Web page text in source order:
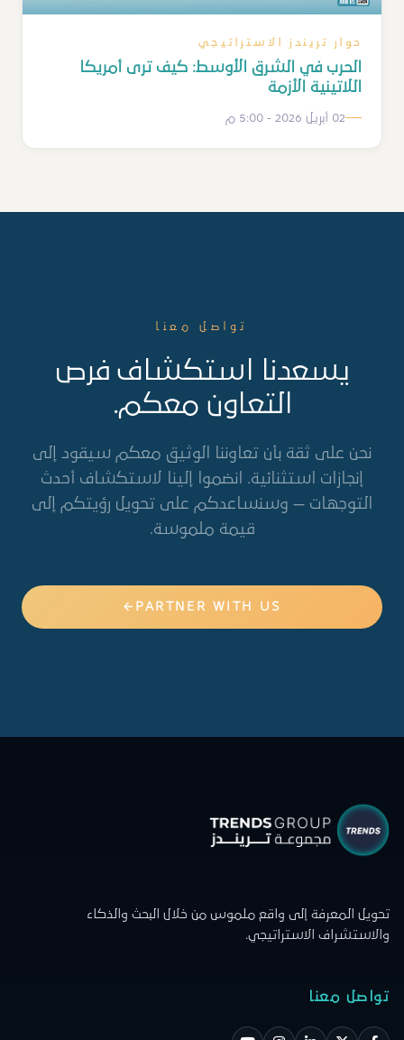
حوار تريندز الاستراتيجي
الحرب في الشرق الأوسط: كيف ترى أمريكا
اللاتينية الأزمة
02 أبريل 2026 - 5:00 م
تواصل معنا
يسعدنا استكشاف فرص
التعاون معكم.
نحن على ثقة بأن تعاوننا الوثيق معكم سيقود إلى
إنجازات استثنائية. انضموا إلينا لاستكشاف أحدث
التوجهات — وسنساعدكم على تحويل رؤيتكم إلى
قيمة ملموسة.
PARTNER WITH US
تحويل المعرفة إلى واقع ملموس من خلال البحث والذكاء
والاستشراف الاستراتيجي.
تواصل معنا